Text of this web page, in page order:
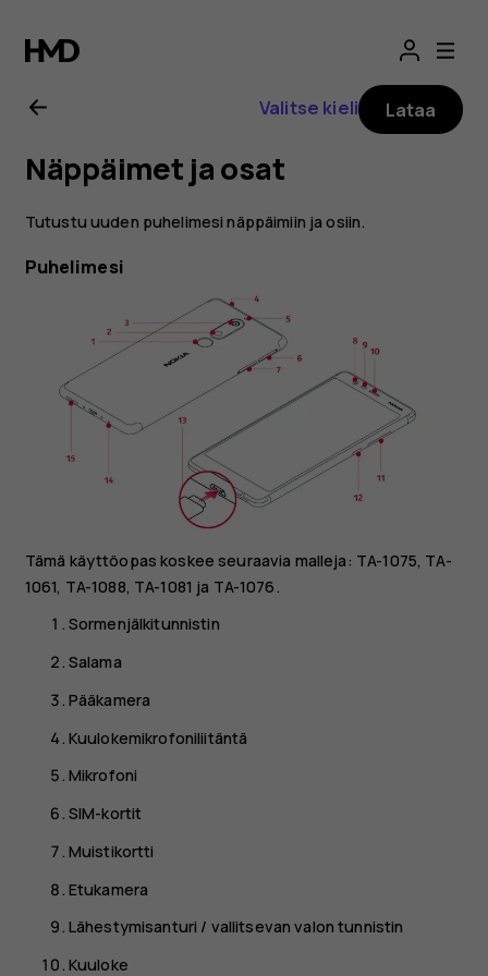
Nokia
5.1
käyttöopas
Valitse kieli Lataa
Näppäimet ja osat
Tutustu uuden puhelimesi näppäimiin ja osiin.
Puhelimesi
Tämä käyttöopas koskee seuraavia malleja: TA-1075, TA-
1061, TA-1088, TA-1081 ja TA-1076.
Sormenjälkitunnistin
Salama
Pääkamera
Kuulokemikrofoniliitäntä
Mikrofoni
SIM-kortit
Muistikortti
Etukamera
Lähestymisanturi / vallitsevan valon tunnistin
Kuuloke